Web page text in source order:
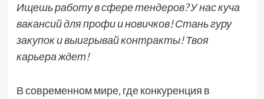
Ищешь работу в сфере тендеров? У нас куча
вакансий для профи и новичков! Стань гуру
закупок и выигрывай контракты! Твоя
карьера ждет!
В современном мире‚ где конкуренция в